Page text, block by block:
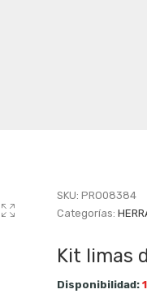
SKU: PRO08384
Categorías:
Kit limas
Disponibilidad: